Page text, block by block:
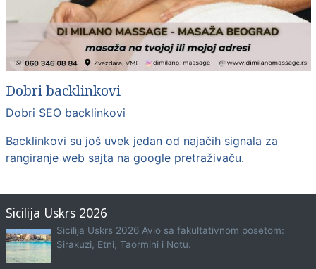
Dobri backlinkovi
Dobri SEO backlinkovi
Backlinkovi su još uvek jedan od najačih signala za
rangiranje web sajta na google pretraživaču.
Sicilija Uskrs 2026
Sicilija Uskrs 2026 Avio sa fakultativnom posetom:
Sirakuzi, Etni, Taormini i Notu.